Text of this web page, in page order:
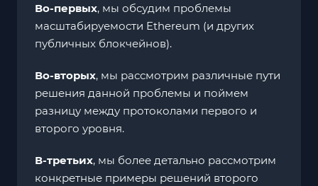
Во-первых, мы обсудим проблемы
масштабируемости Ethereum (и других
публичных блокчейнов).
Во-вторых, мы рассмотрим различные пути
решения данной проблемы и поймем
разницу между протоколами первого и
второго уровня.
В-третьих, мы более детально рассмотрим
конкретные примеры решений второго